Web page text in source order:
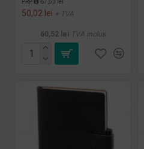
50,02 lei + TVA
60,52 lei TVA inclus